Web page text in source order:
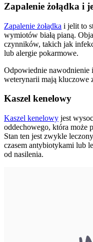
Zapalenie żołądka i
Zapalenie żołądka i jelit to
wymiotów białą pianą.
czynników, takich jak
lub alergie pokarmowe.
Odpowiednie nawodnienie
weterynarii mają kluczowe
Kaszel kenelowy
Kaszel kenelowy jest
oddechowego, która może
Stan ten jest zwykle
czasem antybiotykami lub
od nasilenia.